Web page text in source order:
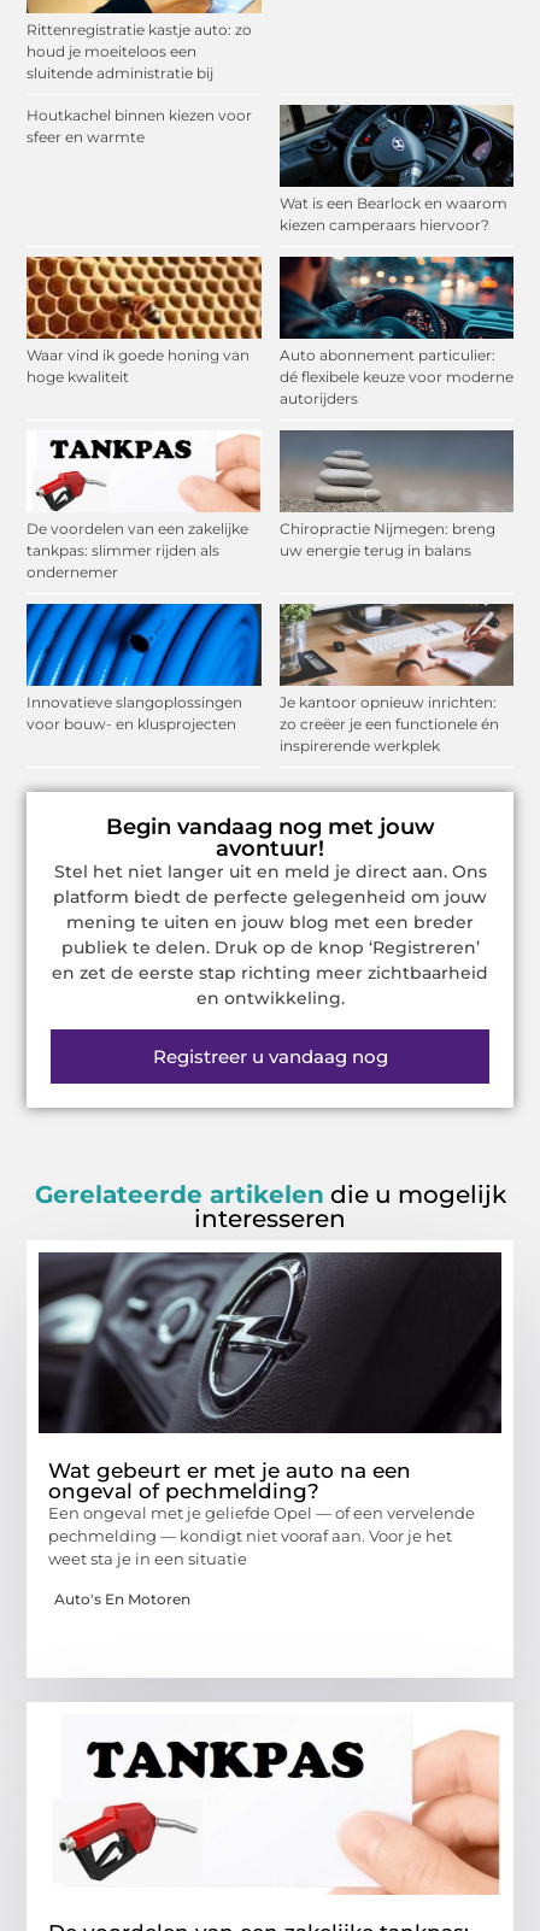
Rittenregistratie kastje auto: zo
houd je moeiteloos een
sluitende administratie bij
Houtkachel binnen kiezen voor
sfeer en warmte
Wat is een Bearlock en waarom
kiezen camperaars hiervoor?
Waar vind ik goede honing van
hoge kwaliteit
Auto abonnement particulier:
dé flexibele keuze voor moderne
autorijders
De voordelen van een zakelijke
tankpas: slimmer rijden als
ondernemer
Chiropractie Nijmegen: breng
uw energie terug in balans
Innovatieve slangoplossingen
voor bouw- en klusprojecten
Je kantoor opnieuw inrichten:
zo creëer je een functionele én
inspirerende werkplek
Begin vandaag nog met jouw
avontuur!
Stel het niet langer uit en meld je direct aan. Ons
platform biedt de perfecte gelegenheid om jouw
mening te uiten en jouw blog met een breder
publiek te delen. Druk op de knop ‘Registreren’
en zet de eerste stap richting meer zichtbaarheid
en ontwikkeling.
Registreer u vandaag nog
Gerelateerde artikelen die u mogelijk
interesseren
Wat gebeurt er met je auto na een
ongeval of pechmelding?
Een ongeval met je geliefde Opel — of een vervelende
pechmelding — kondigt niet vooraf aan. Voor je het
weet sta je in een situatie
Auto's En Motoren